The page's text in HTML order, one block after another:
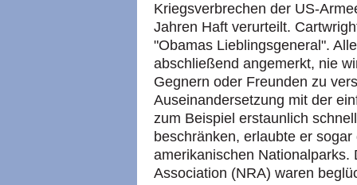
Kriegsverbrechen der US-
Jahren Haft verurteilt.
"Obamas Lieblingsgeneral".
abschließend angemerkt, nie
Gegnern oder Freunden zu
Auseinandersetzung mit der
zum Beispiel erstaunlich
beschränken, erlaubte er
amerikanischen
Association (NRA) waren